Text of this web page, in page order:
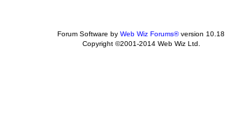
Forum Software by Web Wiz Forums®version 10.18
Copyright ©2001-2014 Web Wiz Ltd.